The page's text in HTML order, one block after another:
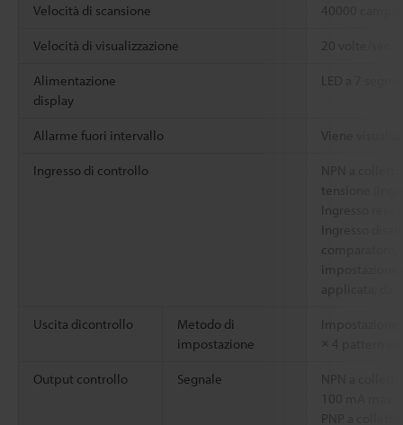
Velocità di scansione 40000
Velocità di visualizzazione 20 volte/sec.
Alimentazione
display
Allarme fuori intervallo Viene
Ingresso di controllo
tensione
comparatore,
applicata; da
Uscita dicontrollo
Metodo di
impostazione
× 4 pattern
Output controllo Segnale
PNP a